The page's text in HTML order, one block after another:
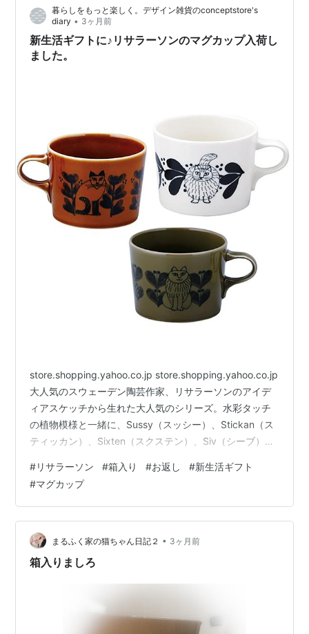
暮らしをもっと楽しく。デザイン雑貨のconceptstore's
diary • 3ヶ月前
新生活ギフトに♪リサラーソンのマグカップ入荷し
ました。
store.shopping.yahoo.co.jp store.shopping.yahoo.co.jp
大人気のスウェーデン陶芸作家、リサラーソンのアイデ
ィアスケッチから生れた大人気のシリーズ。水彩タッチ
の植物模様と一緒に、Sussy（スッシー）、Stickan（ス
ティッカン）、Sixten（スクステン）、Siv（シーブ）の
き。 store.shopping.yahoo.co.jp
store.shopping.yahoo.co.jp store.shopping.yahoo.co.jp
箱入りなのでギフトにおすすめです。 入学や就職のお
祝…
#リサラーソン #箱入り #お返し #新生活ギフト
#マグカップ
まるふく家の猫ちゃん日記２ • 3ヶ月前
箱入りましろ